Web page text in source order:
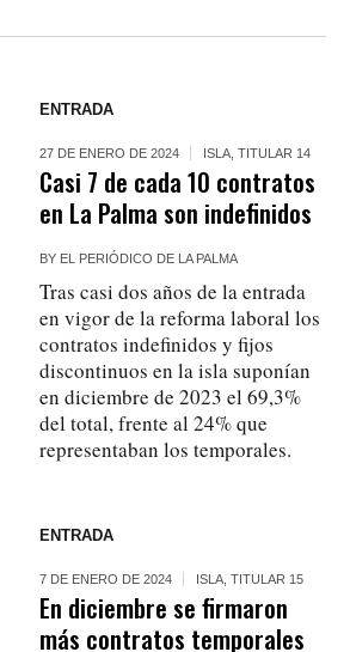
ENTRADA
27 DE ENERO DE 2024 ISLA ,TITULAR 14
Casi 7 de cada 10 contratos
en La Palma son indefinidos
BY EL PERIÓDICO DE LA PALMA
Tras casi dos años de la entrada
en vigor de la reforma laboral los
contratos indefinidos y fijos
discontinuos en la isla suponían
en diciembre de 2023 el 69,3%
del total, frente al 24% que
representaban los temporales.
ENTRADA
7 DE ENERO DE 2024 ISLA ,TITULAR 15
En diciembre se firmaron
más contratos temporales